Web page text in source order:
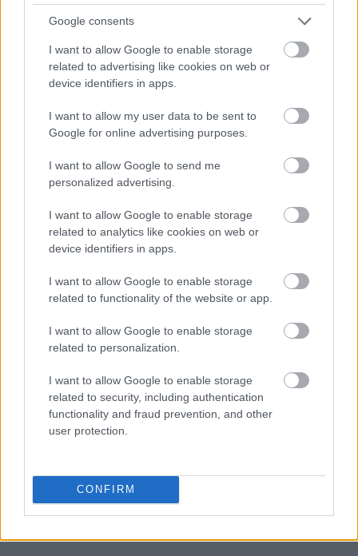
Google consents
I want to allow Google to enable storage
related to advertising like cookies on web or
device identifiers in apps.
I want to allow my user data to be sent to
Google for online advertising purposes.
I want to allow Google to send me
personalized advertising.
I want to allow Google to enable storage
related to analytics like cookies on web or
device identifiers in apps.
I want to allow Google to enable storage
related to functionality of the website or app.
I want to allow Google to enable storage
related to personalization.
I want to allow Google to enable storage
related to security, including authentication
functionality and fraud prevention, and other
user protection.
CONFIRM
Στο ταμπλό, οιαπωνικός Nikkei 225υποχώρησε
0,95%, ενώ ο
Νότια
Κορέα, οKOSPIκατέγραψε άνοδο 0,38%, ενώ ο
KOSDAQσημείωσε κέρδη 1,31%. OShanghai
υποχώρησε 0,88%, ενώ ο
CSI 300ενισχύθηκε 0,27% και οHang Seng
Χονγκ Κονγκσημείωσε άνοδο 0,32%. Ο
ενισχύθηκε 1,75%. Στην
Αυστραλία, οS&P/ASX 200
κινήθηκε οριακά
Ινδία οNifty 50κατέγραψε άνοδο 1,06%.
πρώτοι όλες τιςειδήσειςαπό την Ελλάδα και τον κόσμο.